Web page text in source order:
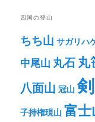
四国の登山
ちち山 サガリハ
中尾山 丸石丸
八面山 冠山
子持権現山 富士